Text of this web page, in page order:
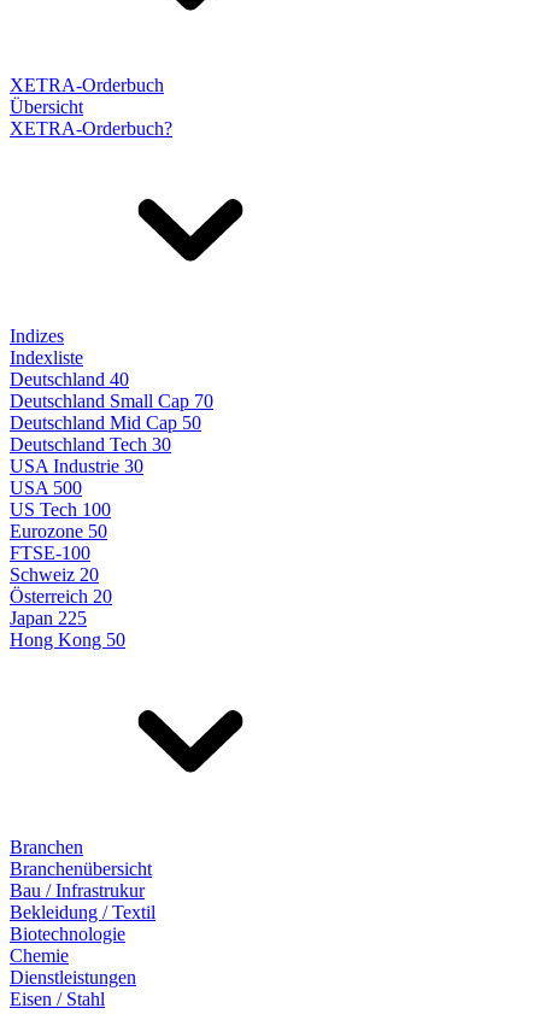
XETRA-Orderbuch
Übersicht
XETRA-Orderbuch?
Indizes
Indexliste
Deutschland 40
Deutschland Small Cap 70
Deutschland Mid Cap 50
Deutschland Tech 30
USA Industrie 30
USA 500
US Tech 100
Eurozone 50
FTSE-100
Schweiz 20
Österreich 20
Japan 225
Hong Kong 50
Branchen
Branchenübersicht
Bau / Infrastrukur
Bekleidung / Textil
Biotechnologie
Chemie
Dienstleistungen
Eisen / Stahl